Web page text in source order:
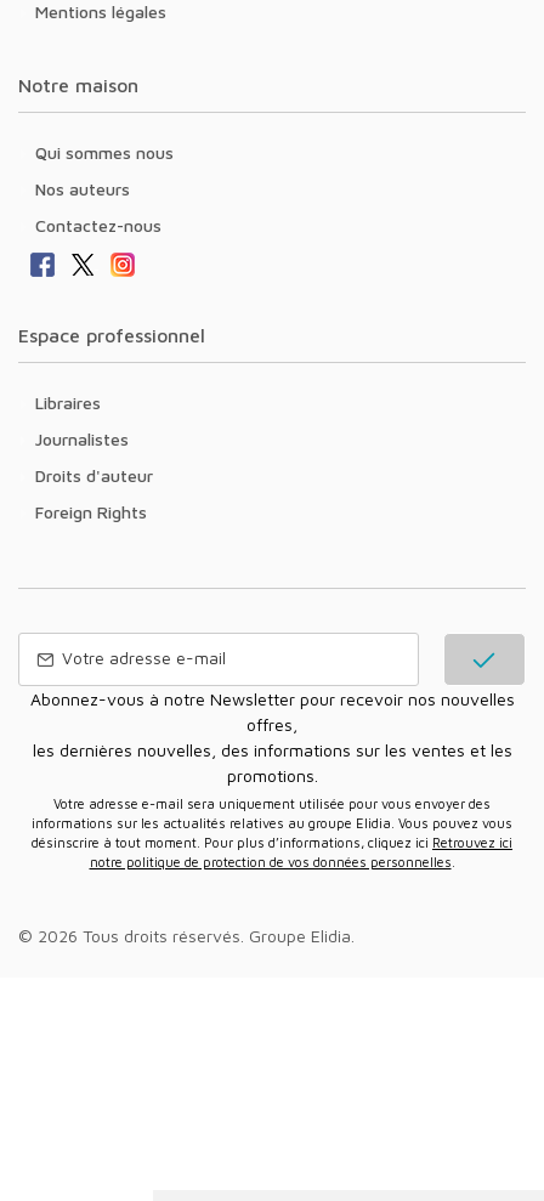
Mentions légales
Notre maison
Qui sommes nous
Nos auteurs
Contactez-nous
Espace professionnel
Libraires
Journalistes
Droits d'auteur
Foreign Rights
Abonnez-vous à notre Newsletter pour recevoir nos nouvelles
offres,
les dernières nouvelles, des informations sur les ventes et les
promotions.
Votre adresse e-mail sera uniquement utilisée pour vous envoyer des
informations sur les actualités relatives au groupe Elidia. Vous pouvez vous
désinscrire à tout moment. Pour plus d’informations, cliquez ici Retrouvez ici
notre politique de protection de vos données personnelles
© 2026 Tous droits réservés. Groupe Elidia